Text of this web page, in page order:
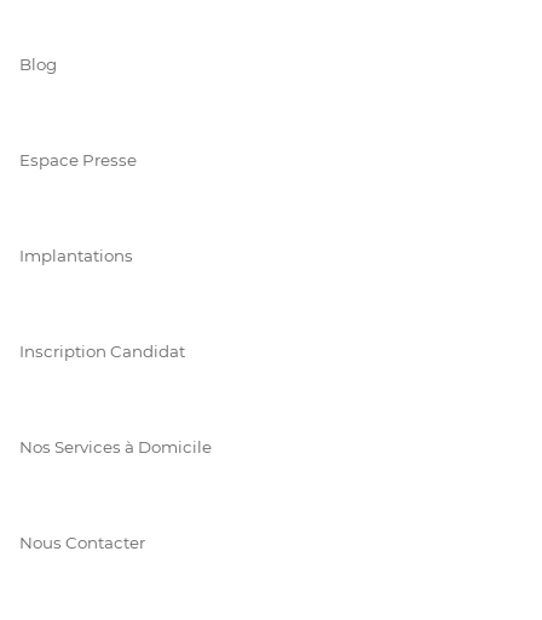
Blog
Espace Presse
Implantations
Inscription Candidat
Nos Services à Domicile
Nous Contacter